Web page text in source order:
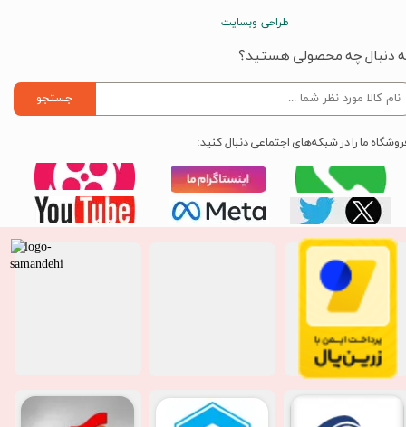
طراحی وبسایت
دنبال چه محصولی هستید؟
جستجو
ما را در شبکه‌های اجتماعی دنبال کنید: